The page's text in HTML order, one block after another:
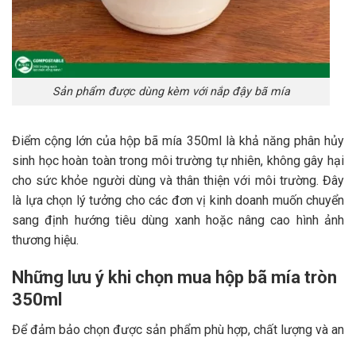
Sản phẩm được dùng kèm với nắp đậy bã mía
Điểm cộng lớn của hộp bã mía 350ml là khả năng phân hủy
sinh học hoàn toàn trong môi trường tự nhiên, không gây hại
cho sức khỏe người dùng và thân thiện với môi trường. Đây
là lựa chọn lý tưởng cho các đơn vị kinh doanh muốn chuyển
sang định hướng tiêu dùng xanh hoặc nâng cao hình ảnh
thương hiệu.
Những lưu ý khi chọn mua hộp bã mía tròn
350ml
Để đảm bảo chọn được sản phẩm phù hợp, chất lượng và an